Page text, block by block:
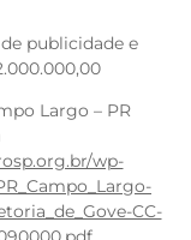
publicidade e
Largo – PR
wp-
CC-